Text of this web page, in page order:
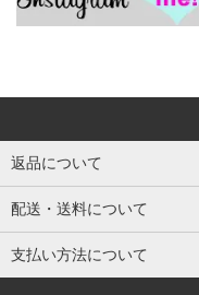
返品について
配送・送料について
支払い方法について